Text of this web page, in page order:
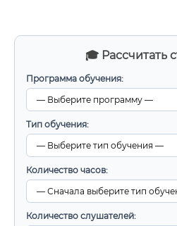
🎓 Рассчитать
Программа обучения:
Тип обучения:
Количество часов:
Количество слушателей: